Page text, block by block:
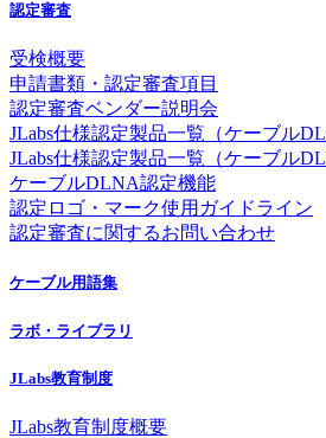
認定審査
受検概要
申請書類・認定審査項目
認定審査ベンダー説明会
JLabs仕様認定製品一覧（ケーブル
JLabs仕様認定製品一覧（ケーブル
ケーブルDLNA認定機能
認定ロゴ・マーク使用ガイドライン
認定審査に関するお問い合わせ
ケーブル用語集
ラボ・ライブラリ
JLabs教育制度
JLabs教育制度概要